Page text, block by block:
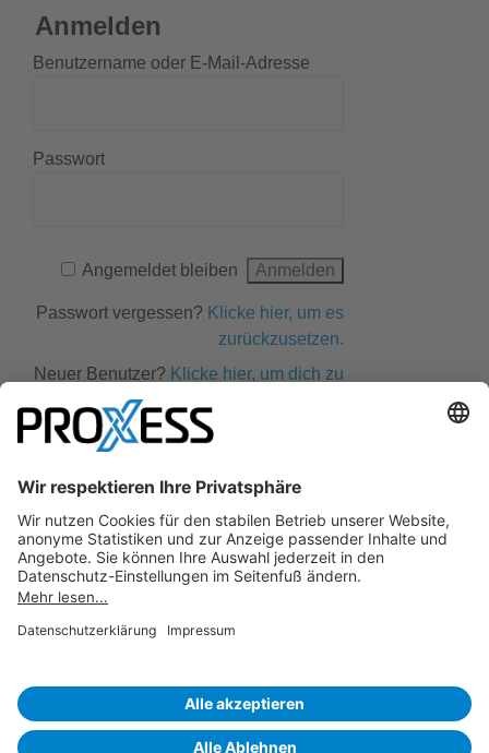
Anmelden
Benutzername oder E-Mail-Adresse
Passwort
Angemeldet bleiben
Passwort vergessen? Klicke hier, um es
zurückzusetzen.
Neuer Benutzer? Klicke hier, um dich zu
PROXESS und HABEL sind Marken der conrizon AG. conrizon
bietet etablierte Software-Produkte und Dienstleistungen für
verarbeitung, Vertragsmanagement sowie
passende Lösung. Für jede Branche und jede
Unternehmensgröße.
www.conrizon.com